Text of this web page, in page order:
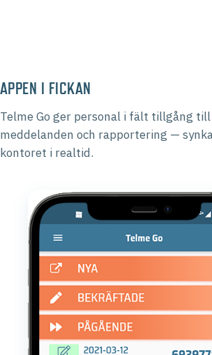
APPEN I FICKAN
Telme Go ger personal i fält tillgång till
meddelanden och rapportering —
kontoret i realtid.